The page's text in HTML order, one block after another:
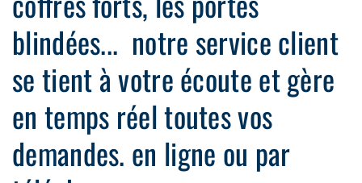
blindées... notre service client
se tient à votre écoute et gère
en temps réel toutes vos
demandes. en ligne ou par